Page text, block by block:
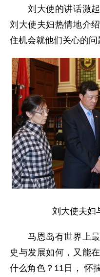
刘大使的讲话激起
刘大使夫妇热情地介
住机会就他们关心的问
刘大使夫妇与
马恩岛有世界上最
史与发展如何，又能
什么角色？11日， 怀